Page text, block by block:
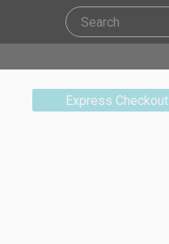
Express Checkout